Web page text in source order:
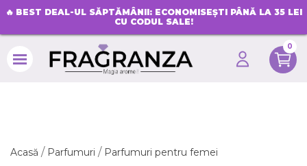
🔥 BEST DEAL-UL SĂPTĂMÂNII: ECONOMISEȘTI PÂNĂ LA 35 LEI
CU CODUL SALE!
0
Acasă Parfumuri Parfumuri pentru femei